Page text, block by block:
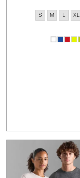
XL
L
M
S